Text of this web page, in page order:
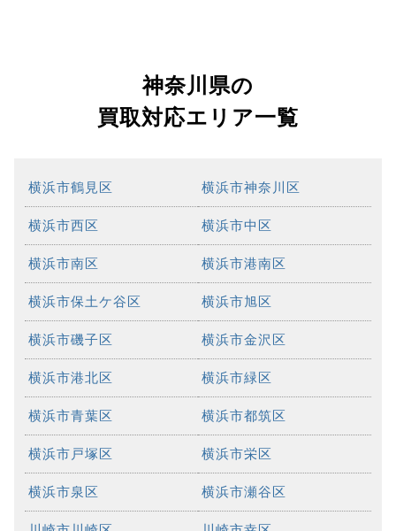
神奈川県の
買取対応エリア一覧
横浜市鶴見区 横浜市神奈川区
横浜市西区 横浜市中区
横浜市南区 横浜市港南区
横浜市保土ケ谷区 横浜市旭区
横浜市磯子区 横浜市金沢区
横浜市港北区 横浜市緑区
横浜市青葉区 横浜市都筑区
横浜市戸塚区 横浜市栄区
横浜市泉区 横浜市瀬谷区